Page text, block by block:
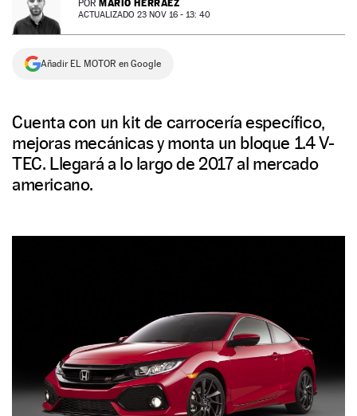
NEWSLETTER
SÍGUENOS
POR MARIO HERRÁEZ
ACTUALIZADO 23 NOV 16 - 13: 40
Añadir EL MOTOR en Google
Cuenta con un kit de carrocería específico,
mejoras mecánicas y monta un bloque 1.4 V-
TEC. Llegará a lo largo de 2017 al mercado
americano.